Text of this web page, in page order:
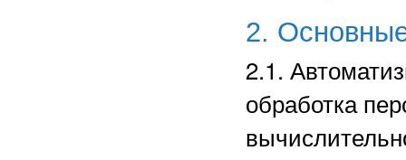
2.
2.1.
обработка